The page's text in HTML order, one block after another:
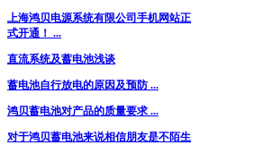
上海鸿贝电源系统有限公司手机网站正
式开通！ ...
直流系统及蓄电池浅谈
蓄电池自行放电的原因及预防 ...
鸿贝蓄电池对产品的质量要求 ...
对于鸿贝蓄电池来说相信朋友是不陌生